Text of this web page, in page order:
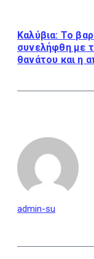
Καλύβια: Το
συνελήφθη με
θανάτου και η
admin-su